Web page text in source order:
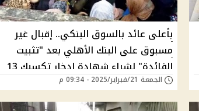
بأعلى عائد بالسوق البنكي.. إقبال غير
مسبوق على البنك الأهلي بعد "تثبيت
الفائدة" لشراء شهادة ادخار تكسبك 13
ألف شهريًا
الجمعة 21/فبراير/2025 - 09:34 م